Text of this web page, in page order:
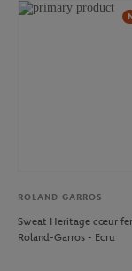
ROLAND GARROS
Sweat Heritage cœur
Roland-Garros - Ecru